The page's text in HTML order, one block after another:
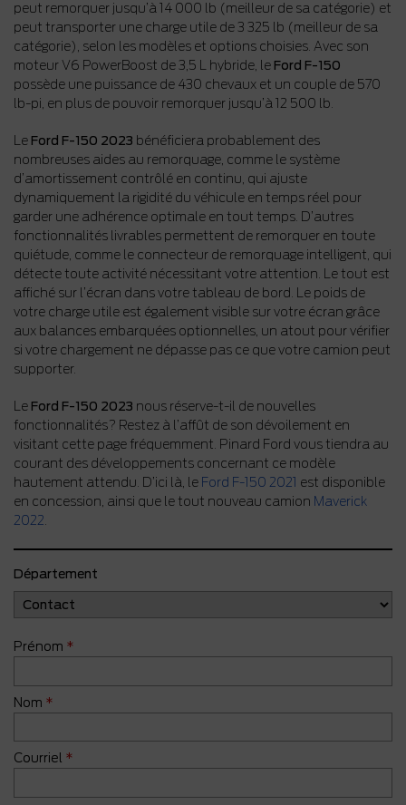
peut remorquer jusqu’à 14 000 lb (meilleur de sa catégorie) et
peut transporter une charge utile de 3 325 lb (meilleur de sa
catégorie), selon les modèles et options choisies. Avec son
moteur V6 PowerBoost de 3,5 L hybride, le Ford F-150
possède une puissance de 430 chevaux et un couple de 570
lb-pi, en plus de pouvoir remorquer jusqu’à 12 500 lb.
Le Ford F-150 2023 bénéficiera probablement des
nombreuses aides au remorquage, comme le système
d’amortissement contrôlé en continu, qui ajuste
dynamiquement la rigidité du véhicule en temps réel pour
garder une adhérence optimale en tout temps. D’autres
fonctionnalités livrables permettent de remorquer en toute
quiétude, comme le connecteur de remorquage intelligent, qui
détecte toute activité nécessitant votre attention. Le tout est
affiché sur l’écran dans votre tableau de bord. Le poids de
votre charge utile est également visible sur votre écran grâce
aux balances embarquées optionnelles, un atout pour vérifier
si votre chargement ne dépasse pas ce que votre camion peut
supporter.
Le Ford F-150 2023 nous réserve-t-il de nouvelles
fonctionnalités? Restez à l’affût de son dévoilement en
visitant cette page fréquemment. Pinard Ford vous tiendra au
courant des développements concernant ce modèle
hautement attendu. D’ici là, le Ford F-150 2021 est disponible
en concession, ainsi que le tout nouveau camion Maverick
2022.
Département
Prénom *
Nom *
Courriel *